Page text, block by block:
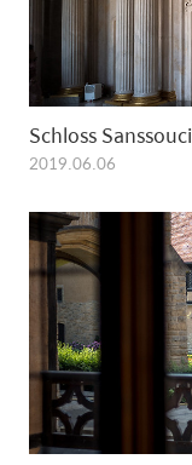
Schloss Sanssouci
2019.06.06